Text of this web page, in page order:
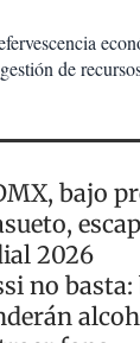
de
bajo
2026
no basta: